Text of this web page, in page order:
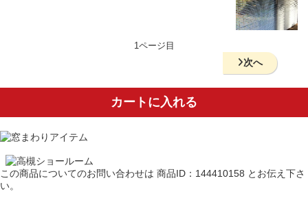
1ページ目
次へ
カートに入れる
この商品についてのお問い合わせは 商品ID：144410158 とお伝え下さ
い。